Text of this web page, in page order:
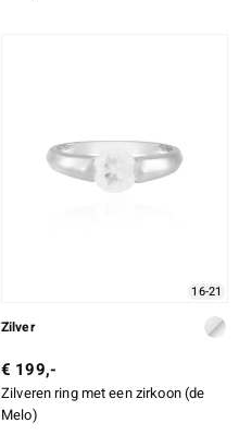
16-21
Zilver
€ 199,-
Zilveren ring met een zirkoon (de
Melo)